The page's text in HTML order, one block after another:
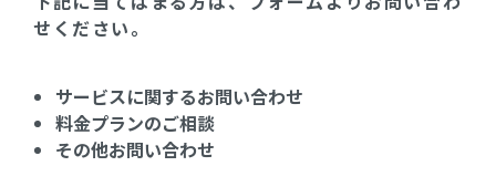
セミナー
お役立ち資料一覧
せください。
サービスに関するお問い合わせ
料金プランのご相談
その他お問い合わせ